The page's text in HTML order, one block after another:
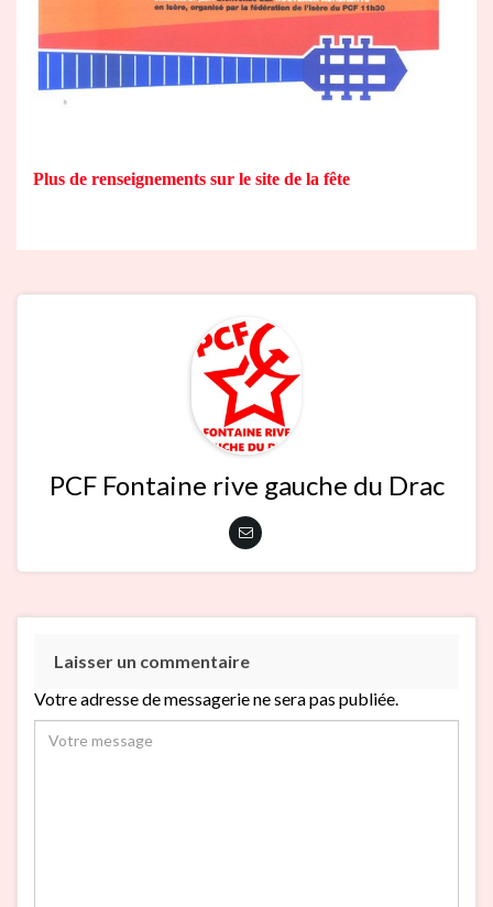
Plus de renseignements sur le site de la fête
PCF Fontaine rive gauche du Drac
Laisser un commentaire
Votre adresse de messagerie ne sera pas publiée.